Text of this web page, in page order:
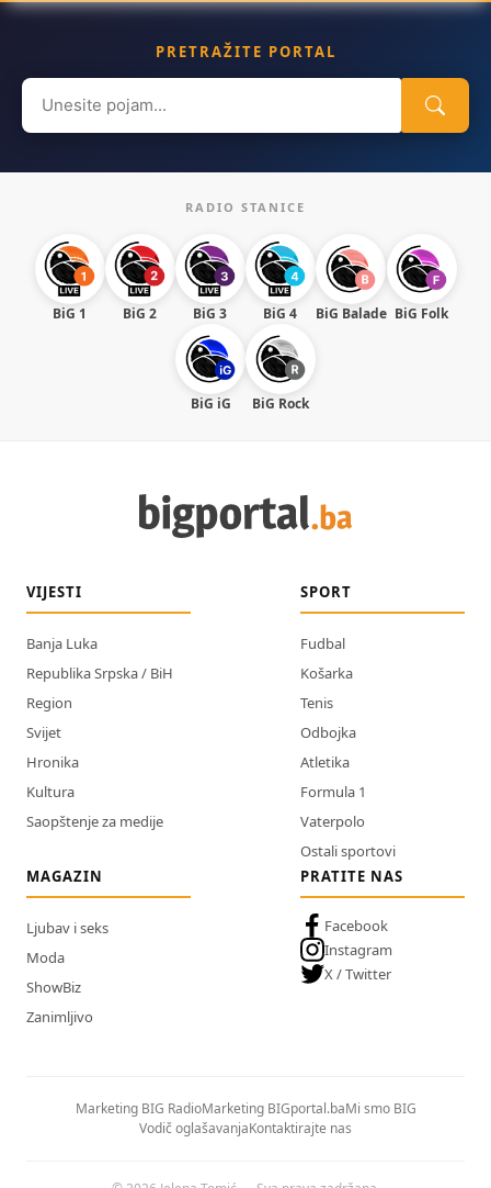
PRETRAŽITE PORTAL
Search
for:
RADIO STANICE
BiG 1 BiG 2 BiG 3 BiG 4 BiG Balade BiG Folk
BiG iG BiG Rock
VIJESTI
Banja Luka
Republika Srpska / BiH
Region
Svijet
Hronika
Kultura
Saopštenje za medije
SPORT
Fudbal
Košarka
Tenis
Odbojka
Atletika
Formula 1
Vaterpolo
Ostali sportovi
MAGAZIN
Ljubav i seks
Moda
ShowBiz
Zanimljivo
PRATITE NAS
Facebook
Instagram
X / Twitter
Marketing BIG RadioMarketing BIGportal.baMi smo BIG
Vodič oglašavanjaKontaktirajte nas